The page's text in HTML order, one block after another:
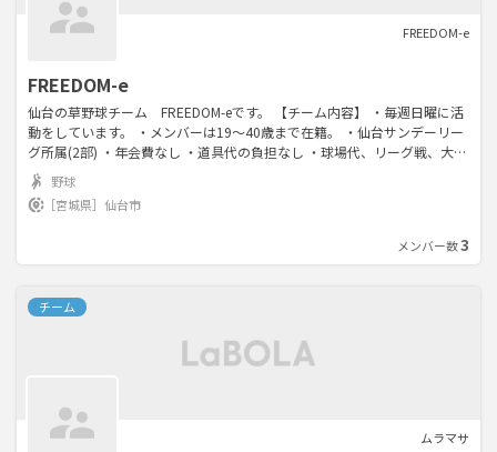
FREEDOM-e
FREEDOM-e
仙台の草野球チーム FREEDOM-eです。 【チーム内容】 ・毎週日曜に活
動をしています。 ・メンバーは19〜40歳まで在籍。 ・仙台サンデーリー
グ所属(2部) ・年会費なし ・道具代の負担なし ・球場代、リーグ戦、大会
野球
［宮城県］ 仙台市
メンバー数3
チーム
ムラマサ